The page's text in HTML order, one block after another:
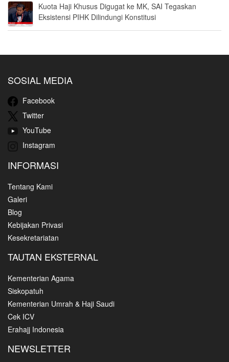
Kuota Haji Khusus Digugat ke MK, SAI Tegaskan
Eksistensi PIHK Dilindungi Konstitusi
SOSIAL MEDIA
Facebook
Twitter
YouTube
Instagram
INFORMASI
Tentang Kami
Galeri
Blog
Kebijakan Privasi
Kesekretariatan
TAUTAN EKSTERNAL
Kementerian Agama
Siskopatuh
Kementerian Umrah & Haji Saudi
Cek ICV
Erahajj Indonesia
NEWSLETTER